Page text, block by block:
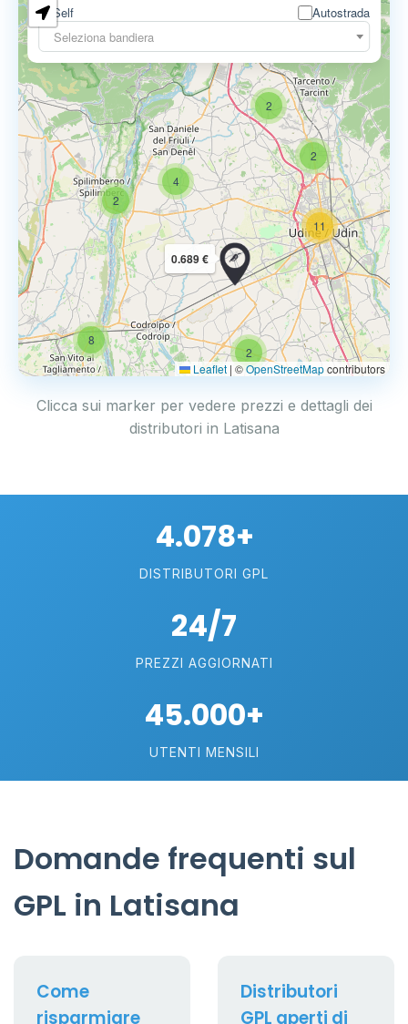
Self
Autostrada
Seleziona bandiera
2
2
2
4
11
2
8
0.689 €
Leaflet | ©OpenStreetMapcontributors
Clicca sui marker per vedere prezzi e dettagli dei
distributori in Latisana
4.078+
DISTRIBUTORI GPL
24/7
PREZZI AGGIORNATI
45.000+
UTENTI MENSILI
Domande frequenti sul
GPL in Latisana
Come
risparmiare
Distributori
GPL aperti di